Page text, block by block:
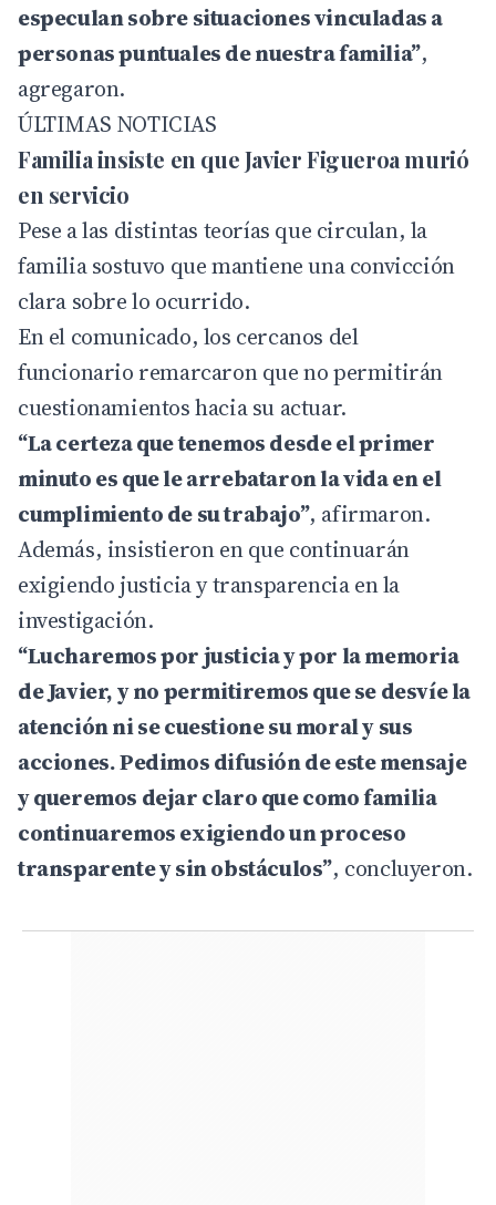
especulan sobre situaciones vinculadas a
personas puntuales de nuestra familia”,
agregaron.
ÚLTIMAS NOTICIAS
Familia insiste en que Javier Figueroa murió
en servicio
Pese a las distintas teorías que circulan, la
familia sostuvo que mantiene una convicción
clara sobre lo ocurrido.
En el comunicado, los cercanos del
funcionario remarcaron que no permitirán
cuestionamientos hacia su actuar.
“La certeza que tenemos desde el primer
minuto es que le arrebataron la vida en el
cumplimiento de su trabajo”, afirmaron.
Además, insistieron en que continuarán
exigiendo justicia y transparencia en la
investigación.
“Lucharemos por justicia y por la memoria
de Javier, y no permitiremos que se desvíe la
atención ni se cuestione su moral y sus
acciones. Pedimos difusión de este mensaje
y queremos dejar claro que como familia
continuaremos exigiendo un proceso
transparente y sin obstáculos”, concluyeron.